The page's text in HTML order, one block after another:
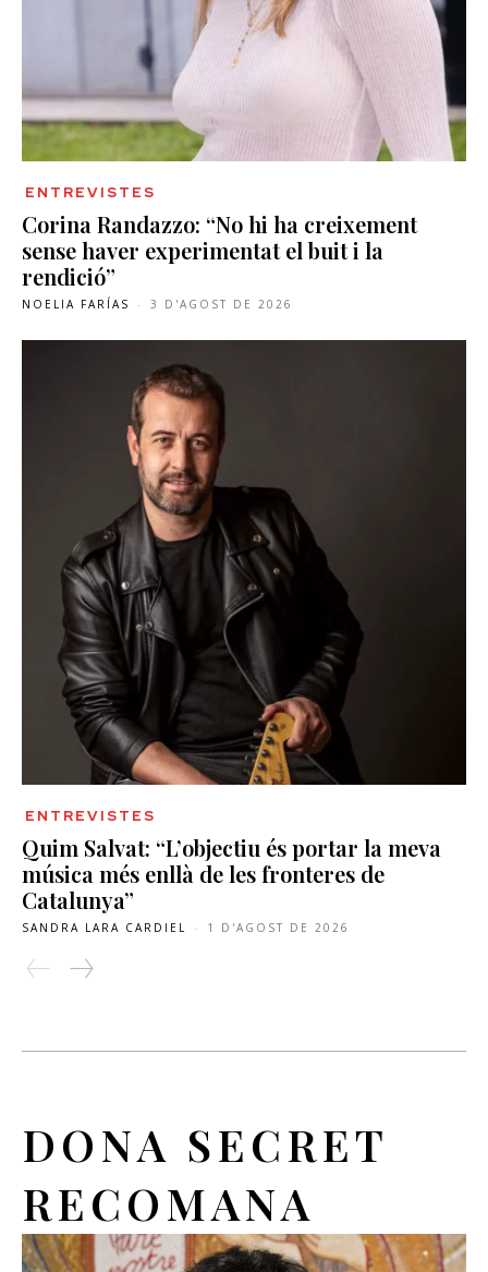
ENTREVISTES
Corina Randazzo: “No hi ha creixement
sense haver experimentat el buit i la
rendició”
NOELIA FARÍAS - 3 D'AGOST DE 2026
ENTREVISTES
Quim Salvat: “L’objectiu és portar la meva
música més enllà de les fronteres de
Catalunya”
SANDRA LARA CARDIEL - 1 D'AGOST DE 2026
DONA SECRET
RECOMANA